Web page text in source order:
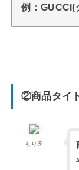
例：GUCCI(
②商品タイ
もり氏